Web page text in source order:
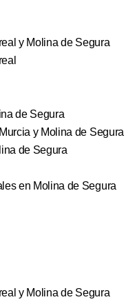
y Molina de Segura
de Segura
y Molina de Segura
de Segura
en Molina de Segura
y Molina de Segura